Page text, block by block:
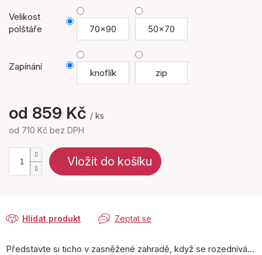
Velikost
polštáře
70x90 50x70
Zapínání
knoflík zip
od 859 Kč / ks
od 710 Kč bez DPH
Vložit do košíku
Zeptat se
Hlídat produkt
Představte si ticho v zasněžené zahradě, když se rozednívá…